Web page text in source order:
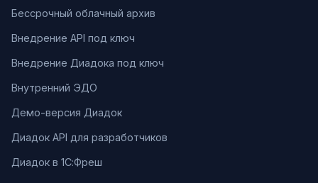
Бессрочный облачный архив
Внедрение API под ключ
Внедрение Диадока под ключ
Внутренний ЭДО
Демо-версия Диадок
Диадок API для разработчиков
Диадок в 1С:Фреш